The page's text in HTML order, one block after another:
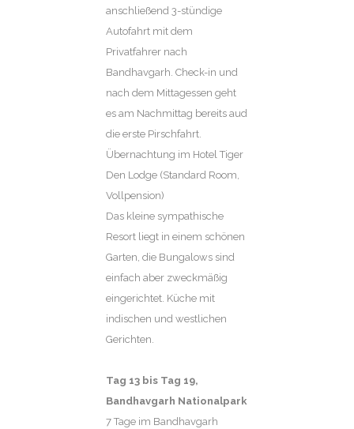
anschließend 3-stündige
Autofahrt mit dem
Privatfahrer nach
Bandhavgarh. Check-in und
nach dem Mittagessen geht
es am Nachmittag bereits aud
die erste Pirschfahrt.
Übernachtung im Hotel Tiger
Den Lodge (Standard Room,
Vollpension)
Das kleine sympathische
Resort liegt in einem schönen
Garten, die Bungalows sind
einfach aber zweckmäßig
eingerichtet. Küche mit
indischen und westlichen
Gerichten.
Tag 13 bis Tag 19,
Bandhavgarh Nationalpark
7 Tage im Bandhavgarh